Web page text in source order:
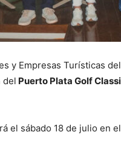
y Empresas Turísticas
del Puerto Plata Golf
el sábado 18 de julio en